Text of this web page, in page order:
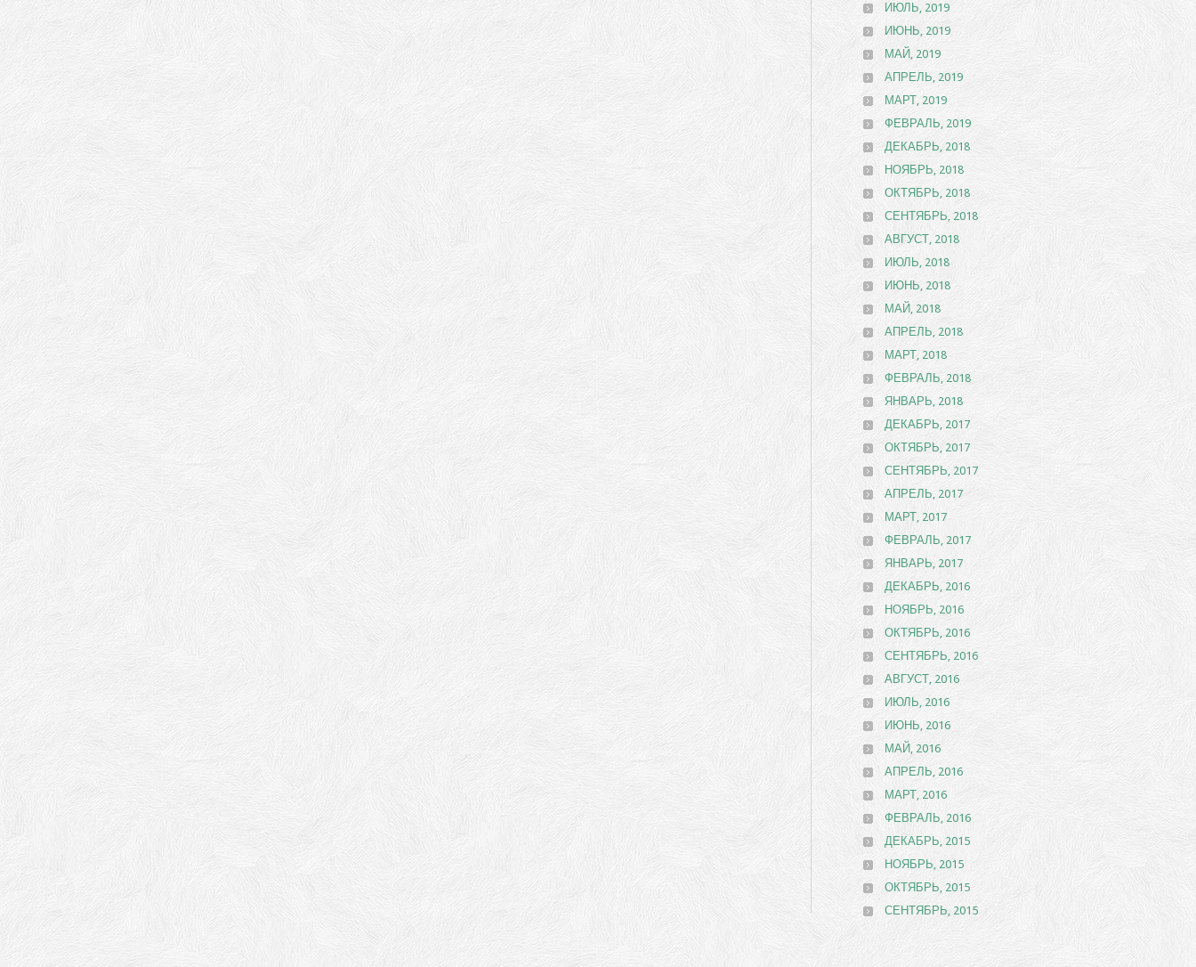
ИЮЛЬ, 2019
ИЮНЬ, 2019
МАЙ, 2019
АПРЕЛЬ, 2019
МАРТ, 2019
ФЕВРАЛЬ, 2019
ДЕКАБРЬ, 2018
НОЯБРЬ, 2018
ОКТЯБРЬ, 2018
СЕНТЯБРЬ, 2018
АВГУСТ, 2018
ИЮЛЬ, 2018
ИЮНЬ, 2018
МАЙ, 2018
АПРЕЛЬ, 2018
МАРТ, 2018
ФЕВРАЛЬ, 2018
ЯНВАРЬ, 2018
ДЕКАБРЬ, 2017
ОКТЯБРЬ, 2017
СЕНТЯБРЬ, 2017
АПРЕЛЬ, 2017
МАРТ, 2017
ФЕВРАЛЬ, 2017
ЯНВАРЬ, 2017
ДЕКАБРЬ, 2016
НОЯБРЬ, 2016
ОКТЯБРЬ, 2016
СЕНТЯБРЬ, 2016
АВГУСТ, 2016
ИЮЛЬ, 2016
ИЮНЬ, 2016
МАЙ, 2016
АПРЕЛЬ, 2016
МАРТ, 2016
ФЕВРАЛЬ, 2016
ДЕКАБРЬ, 2015
НОЯБРЬ, 2015
ОКТЯБРЬ, 2015
СЕНТЯБРЬ, 2015